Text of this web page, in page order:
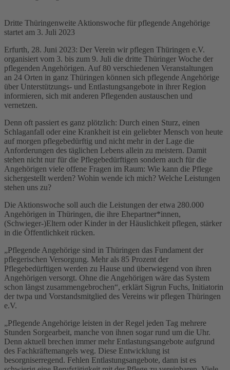
Dritte Thüringenweite Aktionswoche für pflegende Angehörige
startet am 3. Juli 2023
Erfurth, 28. Juni 2023: Der Verein wir pflegen Thüringen e.V.
organisiert vom 3. bis zum 9. Juli die dritte Thüringer Woche der
pflegenden Angehörigen. Auf 80 verschiedenen Veranstaltungen
an 24 Orten in ganz Thüringen können sich pflegende Angehörige
über Unterstützungs- und Entlastungsangebote in ihrer Region
informieren, sich mit anderen Pflegenden austauschen und
vernetzen.
Denn oft passiert es ganz plötzlich: Durch einen Sturz, einen
Schlaganfall oder eine Krankheit ist ein geliebter Mensch von heute
auf morgen pflegebedürftig und nicht mehr in der Lage die
Anforderungen des täglichen Lebens allein zu meistern. Damit
stehen nicht nur für die Pflegebedürftigen sondern auch für die
Angehörigen viele offene Fragen im Raum: Wie kann die Pflege
sichergestellt werden? Wohin wende ich mich? Welche Leistungen
stehen uns zu?
Die Aktionswoche soll auch die Leistungen der etwa 280.000
Angehörigen in Thüringen, die ihre Ehepartner*innen,
(Schwieger-)Eltern oder Kinder in der Häuslichkeit pflegen, stärker
in die Öffentlichkeit rücken.
„Pflegende Angehörige sind in Thüringen das Fundament der
pflegerischen Versorgung. Mehr als 85 Prozent der
Pflegebedürftigen werden zu Hause und überwiegend von ihren
Angehörigen versorgt. Ohne die Angehörigen wäre das System
schon längst zusammengebrochen“, erklärt Sigrun Fuchs, Initiatorin
der twpa und Vorstandsmitglied des Vereins wir pflegen Thüringen
e.V.
„Pflegende Angehörige leisten in der Regel jeden Tag mehrere
Stunden Sorgearbeit, manche von ihnen sogar rund um die Uhr.
Denn aktuell brechen immer mehr Entlastungsangebote aufgrund
des Fachkräftemangels weg. Diese Entwicklung ist
besorgniserregend. Fehlen Entlastungsangebote, dann ist es